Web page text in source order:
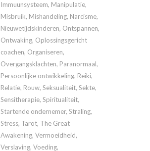
Immuunsysteem, Manipulatie,
Misbruik, Mishandeling, Narcisme,
Nieuwetijdskinderen, Ontspannen,
Ontwaking, Oplossingsgericht
coachen, Organiseren,
Overgangsklachten, Paranormaal,
Persoonlijke ontwikkeling, Reiki,
Relatie, Rouw, Seksualiteit, Sekte,
Sensitherapie, Spiritualiteit,
Startende ondernemer, Straling,
Stress, Tarot, The Great
Awakening, Vermoeidheid,
Verslaving, Voeding,